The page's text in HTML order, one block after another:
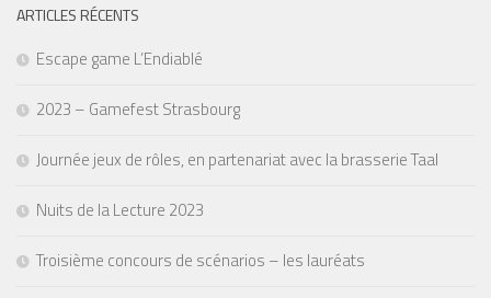
ARTICLES RÉCENTS
Escape game L’Endiablé
2023 – Gamefest Strasbourg
Journée jeux de rôles, en partenariat avec la brasserie Taal
Nuits de la Lecture 2023
Troisième concours de scénarios – les lauréats